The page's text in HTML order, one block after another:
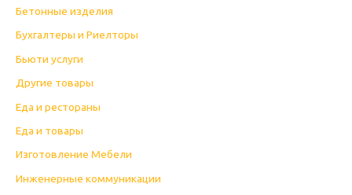
Бетонные изделия
Бухгалтеры и Риелторы
Бьюти услуги
Другие товары
Еда и рестораны
Еда и товары
Изготовление Мебели
Инженерные коммуникации